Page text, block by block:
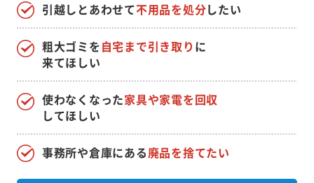
引越しとあわせて不用品を処分したい
使わなくなった家具や家電を回収
してほしい
粗大ゴミを自宅まで引き取り に
来てほしい
事務所や倉庫にある廃品を捨てたい